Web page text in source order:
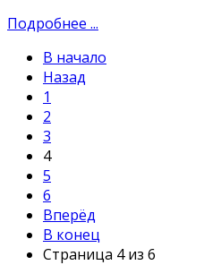
Подробнее ...
В начало
Назад
1
2
3
4
5
6
Вперёд
В конец
Страница 4 из 6